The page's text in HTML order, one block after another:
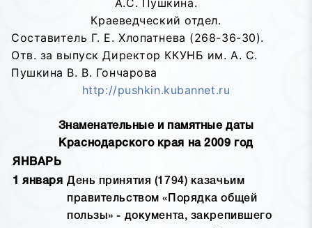
А.С. Пушкина.
Краеведческий отдел.
Составитель Г. Е. Хлопатнева (268-36-30).
Отв. за выпуск Директор ККУНБ им. А. С.
Пушкина В. В. Гончарова
http://pushkin.kubannet.ru
Знаменательные и памятные даты
Краснодарского края на 2009 год
ЯНВАРЬ
1 января День принятия (1794) казачьим
правительством «Порядка общей
пользы» - документа, закрепившего